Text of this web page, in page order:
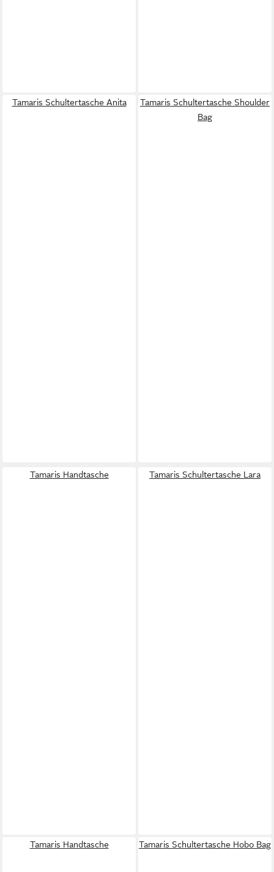
Tamaris Schultertasche Anita
Tamaris Schultertasche Shoulder
Bag
Tamaris Handtasche Tamaris Schultertasche Lara
Tamaris Handtasche Tamaris Schultertasche Hobo Bag